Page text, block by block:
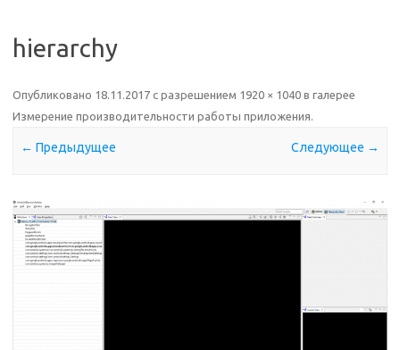
hierarchy
Опубликовано 18.11.2017 с разрешением 1920 × 1040 в галерее
Измерение производительности работы приложения.
← Предыдущее Следующее →